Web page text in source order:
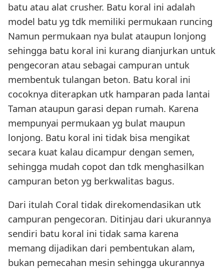
batu atau alat crusher. Batu koral ini adalah
model batu yg tdk memiliki permukaan runcing
Namun permukaan nya bulat ataupun lonjong
sehingga batu koral ini kurang dianjurkan untuk
pengecoran atau sebagai campuran untuk
membentuk tulangan beton. Batu koral ini
cocoknya diterapkan utk hamparan pada lantai
Taman ataupun garasi depan rumah. Karena
mempunyai permukaan yg bulat maupun
lonjong. Batu koral ini tidak bisa mengikat
secara kuat kalau dicampur dengan semen,
sehingga mudah copot dan tdk menghasilkan
campuran beton yg berkwalitas bagus.
Dari itulah Coral tidak direkomendasikan utk
campuran pengecoran. Ditinjau dari ukurannya
sendiri batu koral ini tidak sama karena
memang dijadikan dari pembentukan alam,
bukan pemecahan mesin sehingga ukurannya